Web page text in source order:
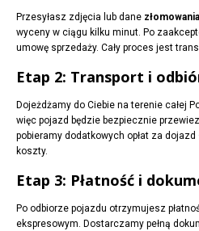
Przesyłasz zdjęcia lub dane
wyceny w ciągu kilku minut. Po
umowę sprzedaży. Cały proces jest
Etap 2: Transport i
Dojeżdżamy do Ciebie na terenie całej
więc pojazd będzie bezpiecznie
pobieramy dodatkowych opłat za
koszty.
Etap 3: Płatność i
Po odbiorze pojazdu otrzymujesz
ekspresowym. Dostarczamy pełną